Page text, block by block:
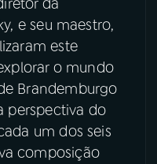
da
e seu maestro,
este
o mundo
Brandemburgo
perspectiva do
um dos seis
composição